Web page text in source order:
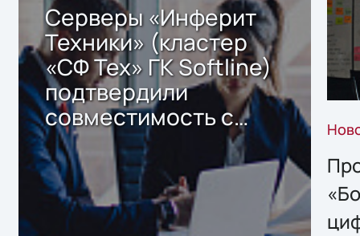
Серверы «Инферит
Техники» (кластер
«СФ Тех» ГК Softline)
подтвердили
совместимость с
решением Sharx
Storage 2.x для
хранения данных